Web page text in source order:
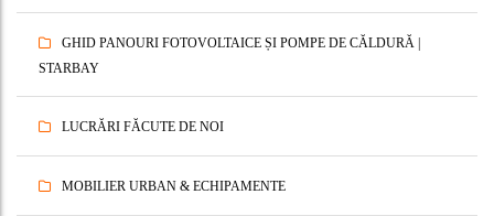
GHID PANOURI FOTOVOLTAICE ȘI POMPE DE CĂLDURĂ |
STARBAY
LUCRĂRI FĂCUTE DE NOI
MOBILIER URBAN & ECHIPAMENTE